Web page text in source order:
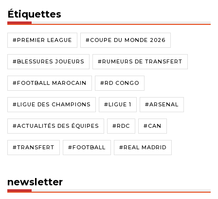
Étiquettes
#PREMIER LEAGUE #COUPE DU MONDE 2026
#BLESSURES JOUEURS #RUMEURS DE TRANSFERT
#FOOTBALL MAROCAIN #RD CONGO
#LIGUE DES CHAMPIONS #LIGUE 1 #ARSENAL
#ACTUALITÉS DES ÉQUIPES #RDC #CAN
#TRANSFERT #FOOTBALL #REAL MADRID
newsletter